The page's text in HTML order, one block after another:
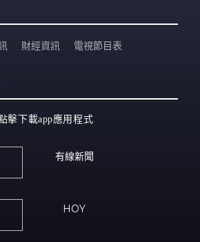
財經資訊 電視節目表
擊下載app應用程式
有線新聞
HOY